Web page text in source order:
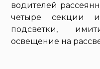
водителей
четыре секции и
подсветки,
освещение на